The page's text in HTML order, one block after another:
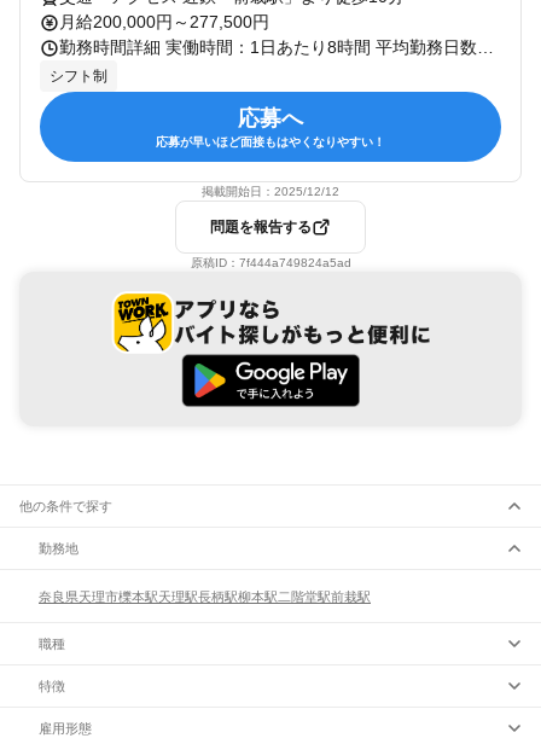
月給200,000円～277,500円
シフト制
応募へ
応募が早いほど面接もはやくなりやすい！
掲載開始日： 2025/12/12
問題を報告する
原稿ID： 7f444a749824a5ad
他の条件で探す
勤務地
奈良県天理市櫟本駅天理駅長柄駅柳本駅二階堂駅前栽駅
職種
特徴
雇用形態